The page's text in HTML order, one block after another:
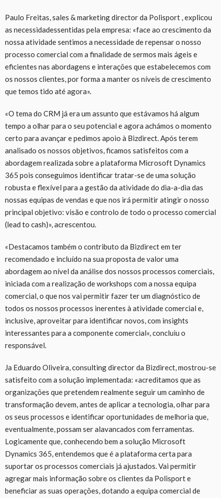
Paulo Freitas, sales & marketing director da Polisport , explicou
as necessidadessentidas pela empresa: «face ao crescimento da
nossa atividade sentimos a necessidade de repensar o nosso
processo comercial com a finalidade de sermos mais ágeis e
eficientes nas abordagens e interações que estabelecemos com
os nossos clientes, por forma a manter os níveis de crescimento
que temos tido até agora».
«O tema do CRM já era um assunto que estávamos há algum
tempo a olhar para o seu potencial e agora achámos o momento
certo para avançar e pedimos apoio à Bizdirect. Após terem
analisado os nossos objetivos, ficamos satisfeitos com a
abordagem realizada sobre a plataforma Microsoft Dynamics
365 pois conseguimos identificar tratar-se de uma solução
robusta e flexível para a gestão da atividade do dia-a-dia das
nossas equipas de vendas e que nos irá permitir atingir o nosso
principal objetivo: visão e controlo de todo o processo comercial
(lead to cash)», acrescentou.
«Destacamos também o contributo da Bizdirect em ter
recomendado e incluído na sua proposta de valor uma
abordagem ao nível da análise dos nossos processos comerciais,
iniciada com a realização de workshops com a nossa equipa
comercial, o que nos vai permitir fazer ter um diagnóstico de
todos os nossos processos inerentes à atividade comercial e,
inclusive, aproveitar para identificar novos, com insights
interessantes para a componente comercial«, concluiu o
responsável.
Ja Eduardo Oliveira, consulting director da Bizdirect, mostrou-se
satisfeito com a solução implementada: «acreditamos que as
organizações que pretendem realmente seguir um caminho de
transformação devem, antes de aplicar a tecnologia, olhar para
os seus processos e identificar oportunidades de melhoria que,
eventualmente, possam ser alavancados com ferramentas.
Logicamente que, conhecendo bem a solução Microsoft
Dynamics 365, entendemos que é a plataforma certa para
suportar os processos comerciais já ajustados. Vai permitir
agregar mais informação sobre os clientes da Polisport e
beneficiar as suas operações, dotando a equipa comercial de